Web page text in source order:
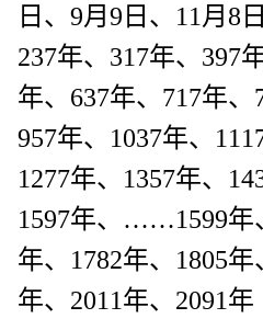
日、9月9日、11月8
237年、317年、397
年、637年、717年、
957年、1037年、
1277年、1357年、
1597年、……1599年
年、1782年、1805年
年、2011年、2091年